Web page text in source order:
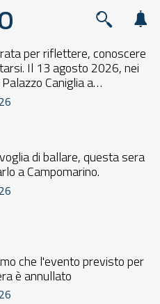
per riflettere, conoscere
Il 13 agosto 2026, nei
Caniglia a
di ballare, questa sera
a Campomarino.
che l'evento previsto per
questa sera è annullato